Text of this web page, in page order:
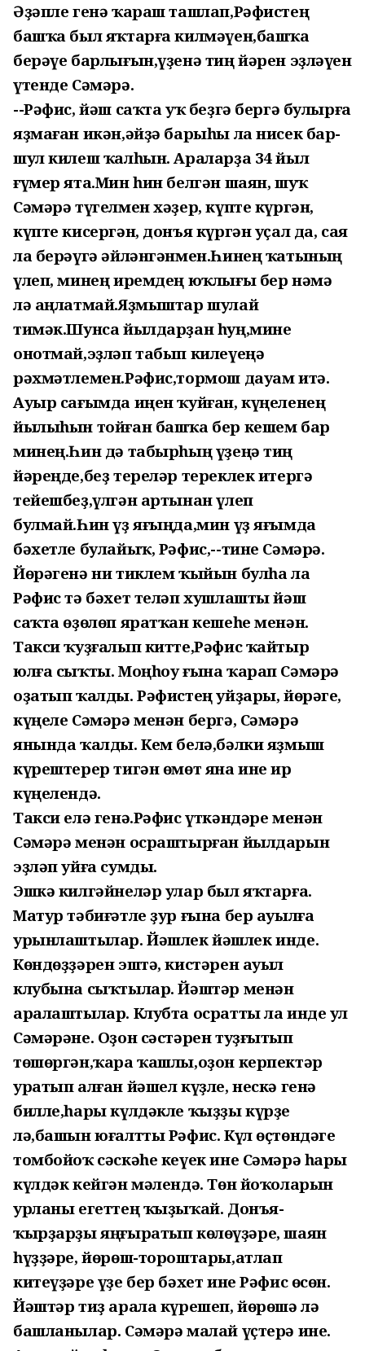
Әҙәпле генә ҡараш ташлап,Рәфистең
башҡа был яҡтарға килмәүен,башҡа
берәүе барлығын,үҙенә тиң йәрен эҙләүен
үтенде Сәмәрә.
--Рәфис, йәш саҡта уҡ беҙгә бергә булырға
яҙмаған икән,әйҙә барыһы ла нисек бар-
шул килеш ҡалһын. Араларҙа 34 йыл
ғүмер ята.Мин һин белгән шаян, шуҡ
Сәмәрә түгелмен хәҙер, күпте күргән,
күпте кисергән, донъя күргән уҫал да, сая
ла берәүгә әйләнгәнмен.Һинең ҡатының
үлеп, минең иремдең юҡлығы бер нәмә
лә аңлатмай.Яҙмыштар шулай
тимәк.Шунса йылдарҙан һуң,мине
онотмай,эҙләп табып килеүеңә
рәхмәтлемен.Рәфис,тормош дауам итә.
Ауыр сағымда иңен ҡуйған, күңеленең
йылыһын тойған башҡа бер кешем бар
минең.Һин дә табырһың үҙеңә тиң
йәреңде,беҙ тереләр тереклек итергә
тейешбеҙ,үлгән артынан үлеп
булмай.Һин үҙ яғыңда,мин үҙ яғымда
бәхетле булайыҡ, Рәфис,--тине Сәмәрә.
Йөрәгенә ни тиклем ҡыйын булһа ла
Рәфис тә бәхет теләп хушлашты йәш
саҡта өҙөлөп яратҡан кешеһе менән.
Такси ҡуҙғалып китте,Рәфис ҡайтыр
юлға сыҡты. Моңһоу ғына ҡарап Сәмәрә
оҙатып ҡалды. Рәфистең уйҙары, йөрәге,
күңеле Сәмәрә менән бергә, Сәмәрә
янында ҡалды. Кем белә,бәлки яҙмыш
күрештерер тигән өмөт яна ине ир
күңелендә.
Такси елә генә.Рәфис үткәндәре менән
Сәмәрә менән осраштырған йылдарын
эҙләп уйға сумды.
Эшкә килгәйнеләр улар был яҡтарға.
Матур тәбиғәтле ҙур ғына бер ауылға
урынлаштылар. Йәшлек йәшлек инде.
Көндөҙҙәрен эштә, кистәрен ауыл
клубына сыҡтылар. Йәштәр менән
аралаштылар. Клубта осратты ла инде ул
Сәмәрәне. Оҙон сәстәрен туҙғытып
төшөргән,ҡара ҡашлы,оҙон керпектәр
уратып алған йәшел күҙле, нескә генә
билле,һары күлдәкле ҡыҙҙы күрҙе
лә,башын юғалтты Рәфис. Күл өҫтөндәге
томбойоҡ сәскәһе кеүек ине Сәмәрә һары
күлдәк кейгән мәлендә. Төн йоҡоларын
урланы егеттең ҡыҙыҡай. Донъя-
ҡырҙарҙы яңғыратып көлөүҙәре, шаян
һүҙҙәре, йөрөш-тороштары,атлап
китеүҙәре үҙе бер бәхет ине Рәфис өсөн.
Йәштәр тиҙ арала күрешеп, йөрөшә лә
башланылар. Сәмәрә малай үҫтерә ине.